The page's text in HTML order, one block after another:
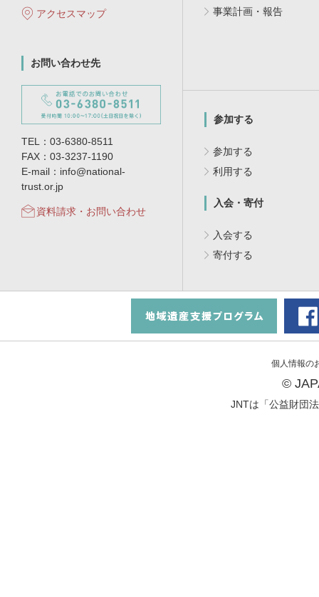
アクセスマップ
お問い合わせ先
TEL：03-6380-8511
FAX：03-3237-1190
E-mail：info@national-
trust.or.jp
資料請求・お問い合わせ
事業計画・報告
参加する
参加する
利用する
入会・寄付
入会する
寄付する
個人情報の
©
JNTは「公益財団